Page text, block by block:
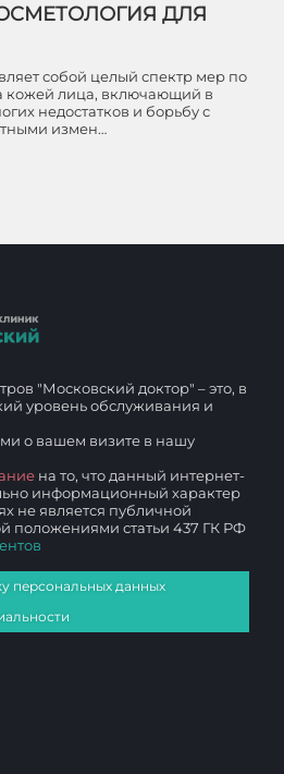
ДЛЯ
собой целый спектр мер по
кожей лица, включающий в
недостатков и борьбу с
измен…
"Московский доктор" – это, в
уровень обслуживания и
о вашем визите в нашу
на то, что данный интернет-
информационный характер
не является публичной
положениями статьи 437 ГК РФ
персональных данных